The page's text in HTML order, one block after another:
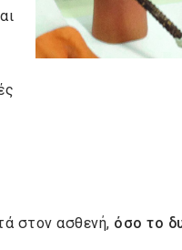
στον ασθενή, όσο το